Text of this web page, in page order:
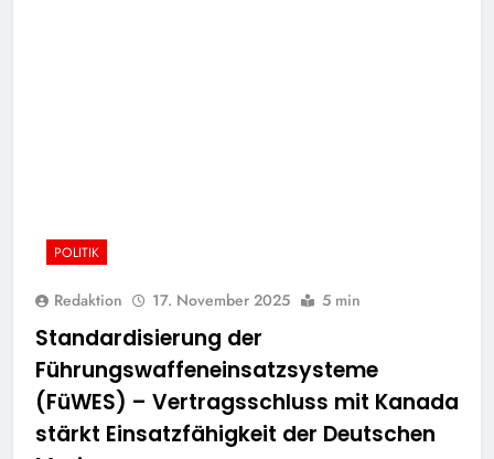
POLITIK
Redaktion 17. November 2025 5 min
Standardisierung der
Führungswaffeneinsatzsysteme
(FüWES) – Vertragsschluss mit Kanada
stärkt Einsatzfähigkeit der Deutschen